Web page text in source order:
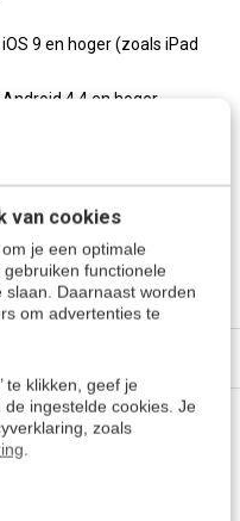
van cookies
je een optimale
functionele
Daarnaast worden
om advertenties te
te klikken, geef je
ingestelde cookies. Je
zoals
.
9 en hoger (zoals iPad
4.4 en hoger